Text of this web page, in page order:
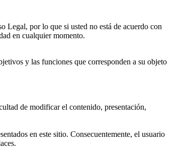
Legal, por lo que si usted no está de acuerdo con
en cualquier momento.
y las funciones que corresponden a su objeto
de modificar el contenido, presentación,
en este sitio. Consecuentemente, el usuario